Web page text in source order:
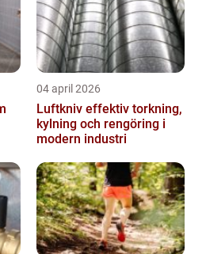
04 april 2026
Luftkniv effektiv torkning,
kylning och rengöring i
modern industri